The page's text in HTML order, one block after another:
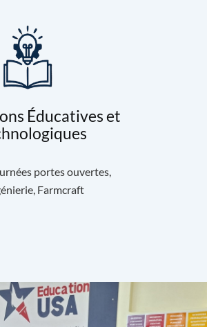
Éducatives et
portes ouvertes,
Farmcraft